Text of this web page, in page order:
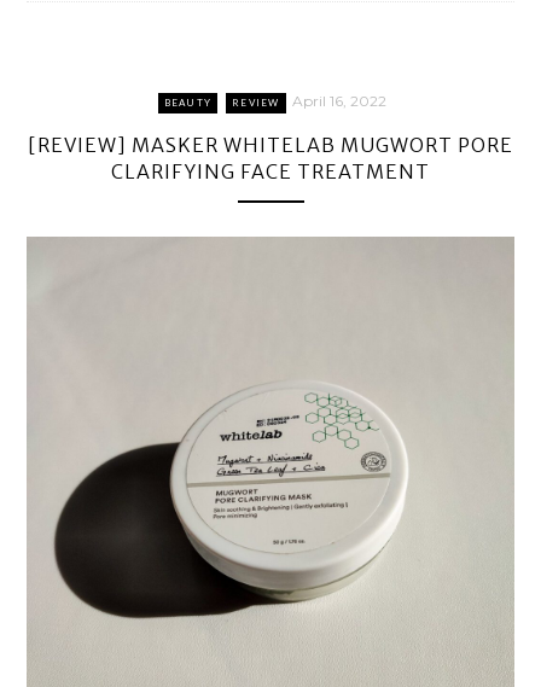
BEAUTY REVIEW April 16, 2022
[REVIEW] MASKER WHITELAB MUGWORT PORE
CLARIFYING FACE TREATMENT